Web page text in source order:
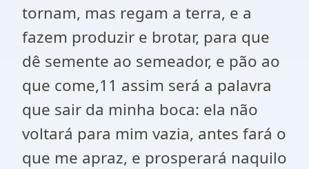
tornam, mas regam a terra, e a
fazem produzir e brotar, para que
dê semente ao semeador, e pão ao
que come,11 assim será a palavra
que sair da minha boca: ela não
voltará para mim vazia, antes fará o
que me apraz, e prosperará naquilo